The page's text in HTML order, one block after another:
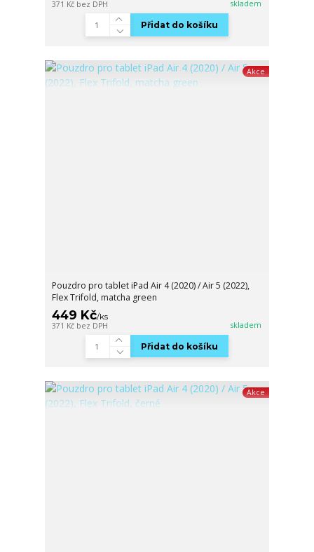
371 Kč bez DPH skladem
Přidat do košíku
Akce
Pouzdro pro tablet iPad Air 4 (2020) / Air 5 (2022),
Flex Trifold, matcha green
449 Kč/ks
371 Kč bez DPH skladem
Přidat do košíku
Akce